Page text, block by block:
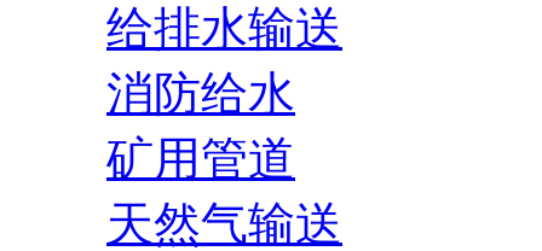
给排水输送
消防给水
矿用管道
天然气输送